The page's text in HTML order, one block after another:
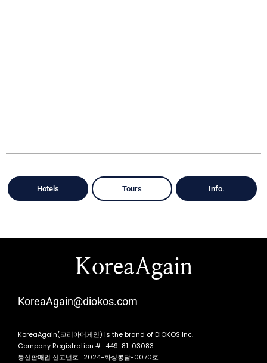
Hotels Tours Info.
KoreaAgain
KoreaAgain@diokos.com
KoreaAgain(코리아어게인) is the brand of DIOKOS Inc.
Company Registration # : 449-81-03083
통신판매업 신고번호 : 2024-화성봉담-0070호